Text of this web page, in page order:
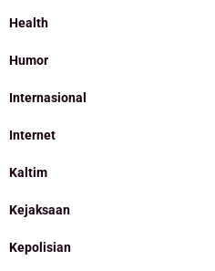
Health
Humor
Internasional
Internet
Kaltim
Kejaksaan
Kepolisian